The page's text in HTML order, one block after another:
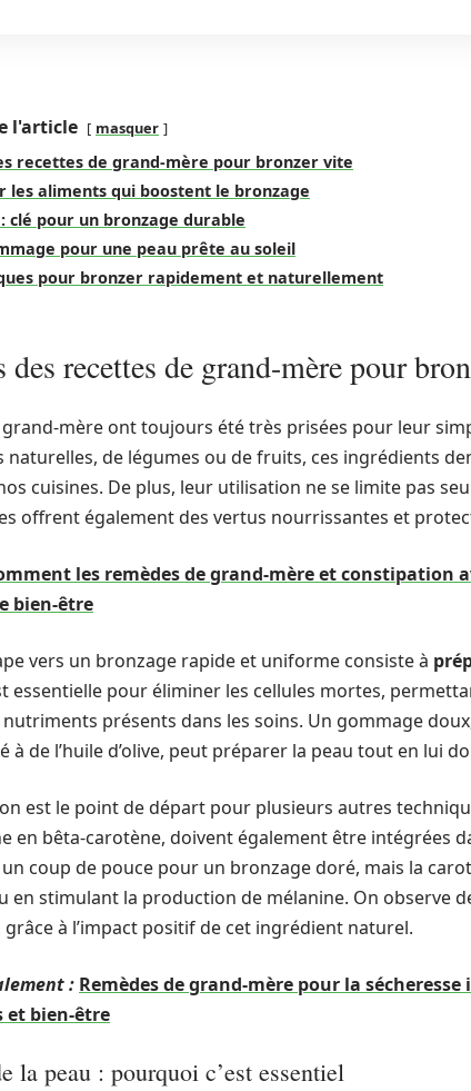
l'article masquer
recettes de grand-mère pour bronzer vite
les aliments qui boostent le bronzage
clé pour un bronzage durable
pour une peau prête au soleil
pour bronzer rapidement et naturellement
des recettes de grand-mère pour
mère ont toujours été très prisées pour leur
naturelles, de légumes ou de fruits, ces ingrédients
cuisines. De plus, leur utilisation ne se limite pas
offrent également des vertus nourrissantes et
les remèdes de grand-mère et constipation
bien-être
vers un bronzage rapide et uniforme consiste à
essentielle pour éliminer les cellules mortes,
présents dans les soins. Un gommage
à de l’huile d’olive, peut préparer la peau tout en lui
est le point de départ pour plusieurs autres
en bêta-carotène, doivent également être intégrées
coup de pouce pour un bronzage doré, mais la
en stimulant la production de mélanine. On observe
à l’impact positif de cet ingrédient naturel.
: Remèdes de grand-mère pour la
bien-être
la peau : pourquoi c’est essentiel